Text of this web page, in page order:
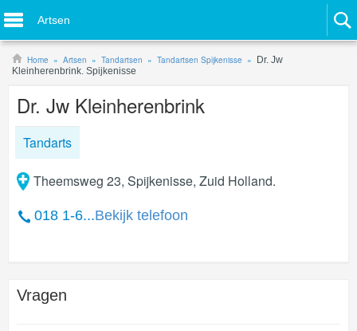
Artsen
Home Artsen Tandartsen Tandartsen Spijkenisse
Dr. Jw
Kleinherenbrink. Spijkenisse
Dr. Jw Kleinherenbrink
Tandarts
Theemsweg 23, Spijkenisse, Zuid Holland.
018 1-6...Bekijk telefoon
Vragen